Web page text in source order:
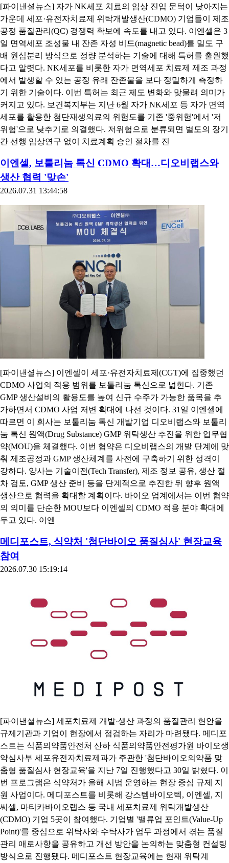
[파이낸셜뉴스] 자가 NK세포 치료의 임상 진입 문턱이 낮아지는
가운데 세포·유전자치료제 위탁개발생산(CDMO) 기업들이 제조
공정 품질관리(QC) 경쟁력 확보에 속도를 내고 있다. 이엔셀은 3
일 면역세포 조성물 내 잔존 자성 비드(magnetic bead)를 밀도 구
배 원심분리 방식으로 정량 분석하는 기술에 대해 특허를 출원했
다고 알렷다. NK세포를 비롯한 자가 면역세포 치료제 제조 과정
에서 발생할 수 있는 공정 유래 잔존물을 보다 정밀하게 측정하
기 위한 기술이다. 이번 특허는 최근 제도 변화와 맞물려 의미가
커지고 있다. 보건복지부는 지난 6월 자가 NK세포 등 자가 면역
세포를 활용한 첨단재생의료의 위험도를 기존 '중위험'에서 '저
위험'으로 낮추기로 의결했다. 저위험으로 분류되면 별도의 장기
간 선행 임상연구 없이 치료계획 승인 절차를 진
이엔셀, 보툴리눔 톡신 CDMO 확대…디오비랩스와
생산 협력 '맞손'
2026.07.31 13:44:58
[파이낸셜뉴스] 이엔셀이 세포·유전자치료제(CGT)에 집중했던
CDMO 사업의 적용 범위를 보툴리눔 톡신으로 넓힌다. 기존
GMP 생산설비의 활용도를 높여 신규 수주가 가능한 품목을 추
가하면서 CDMO 사업 저변 확대에 나선 것이다. 31일 이엔셀에
따르면 이 회사는 보툴리눔 톡신 개발기업 디오비랩스와 보툴리
눔 톡신 원액(Drug Substance) GMP 위탁생산 추진을 위한 업무협
약(MOU)을 체결했다. 이번 협약은 디오비랩스의 개발 단계에 맞
춰 제조공정과 GMP 생산체계를 사전에 구축하기 위한 성격이
강하다. 양사는 기술이전(Tech Transfer), 제조 정보 공유, 생산 절
차 검토, GMP 생산 준비 등을 단계적으로 추진한 뒤 향후 원액
생산으로 협력을 확대할 계획이다. 바이오 업계에서는 이번 협약
의 의미를 단순한 MOU보다 이엔셀의 CDMO 적용 분야 확대에
두고 있다. 이엔
메디포스트, 식약처 '첨단바이오 품질심사' 현장교육
참여
2026.07.30 15:19:14
[파이낸셜뉴스] 세포치료제 개발·생산 과정의 품질관리 현안을
규제기관과 기업이 현장에서 점검하는 자리가 마련됐다. 메디포
스트는 식품의약품안전처 산하 식품의약품안전평가원 바이오생
약심사부 세포유전자치료제과가 주관한 '첨단바이오의약품 맞
춤형 품질심사 현장교육'을 지난 7일 진행했다고 30일 밝혔다. 이
번 프로그램은 식약처가 올해 시범 운영하는 현장 중심 규제 지
원 사업이다. 메디포스트를 비롯해 강스템바이오텍, 이엔셀, 지
씨셀, 마티카바이오랩스 등 국내 세포치료제 위탁개발생산
(CDMO) 기업 5곳이 참여했다. 기업별 '밸류업 포인트(Value-Up
Point)'를 중심으로 위탁사와 수탁사가 업무 과정에서 겪는 품질
관리 애로사항을 공유하고 개선 방안을 논의하는 맞춤형 컨설팅
방식으로 진행됐다. 메디포스트 현장교육에는 현재 위탁계